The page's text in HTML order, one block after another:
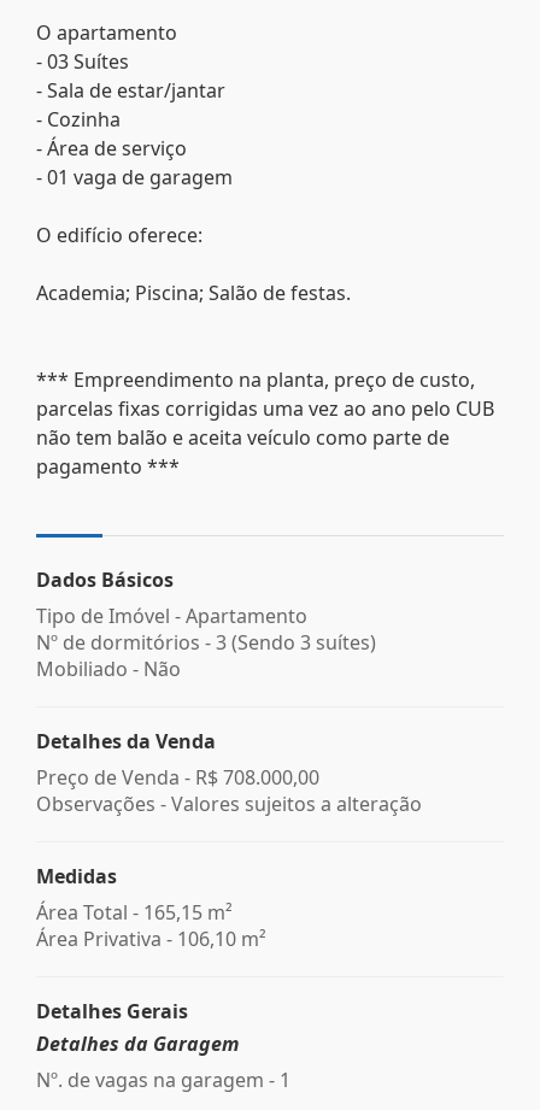
O apartamento
- 03 Suítes
- Sala de estar/jantar
- Cozinha
- Área de serviço
- 01 vaga de garagem
O edifício oferece:
Academia; Piscina; Salão de festas.
*** Empreendimento na planta, preço de custo,
parcelas fixas corrigidas uma vez ao ano pelo CUB
não tem balão e aceita veículo como parte de
pagamento ***
Dados Básicos
Tipo de Imóvel - Apartamento
Nº de dormitórios - 3 (Sendo 3 suítes)
Mobiliado - Não
Detalhes da Venda
Preço de Venda - R$ 708.000,00
Observações - Valores sujeitos a alteração
Medidas
Área Total - 165,15 m²
Área Privativa - 106,10 m²
Detalhes Gerais
Detalhes da Garagem
Nº. de vagas na garagem - 1